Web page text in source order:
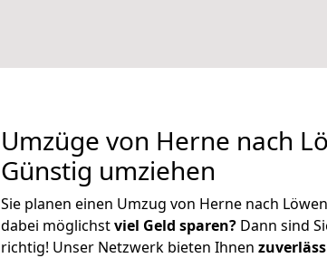
Umzüge von Herne nach
Günstig umziehen
Sie planen einen Umzug von Herne nach
dabei möglichstviel Geld sparen? Dann sind
richtig! Unser Netzwerk bieten Ihnen